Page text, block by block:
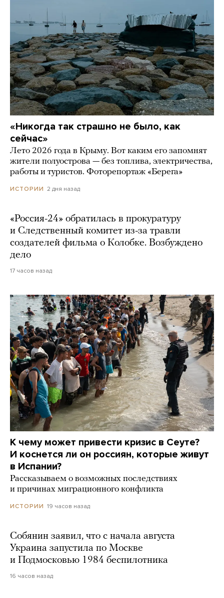
«Никогда так страшно не было, как
сейчас»
Лето 2026 года в Крыму. Вот каким его запомнят
жители полуострова — без топлива, электричества,
работы и туристов. Фоторепортаж «Берега»
ИСТОРИИ 2 дня назад
«Россия-24» обратилась в прокуратуру
и Следственный комитет из-за травли
создателей фильма о Колобке. Возбуждено
дело
17 часов назад
К чему может привести кризис в Сеуте?
И коснется ли он россиян, которые живут
в Испании?
Рассказываем о возможных последствиях
и причинах миграционного конфликта
ИСТОРИИ 19 часов назад
Собянин заявил, что с начала августа
Украина запустила по Москве
и Подмосковью 1984 беспилотника
16 часов назад